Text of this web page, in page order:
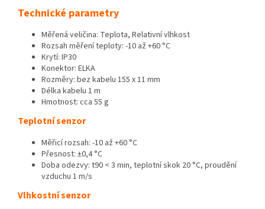
Technické parametry
Měřená veličina: Teplota, Relativní vlhkost
Rozsah měření teploty: -10 až +60 °C
Krytí: IP30
Konektor: ELKA
Rozměry: bez kabelu 155 x 11 mm
Délka kabelu 1 m
Hmotnost: cca 55 g
Teplotní senzor
Měřicí rozsah: -10 až +60 °C
Přesnost: ±0,4 °C
Doba odezvy: t90 < 3 min, teplotní skok 20 °C, proudění
vzduchu 1 m/s
Vlhkostní senzor